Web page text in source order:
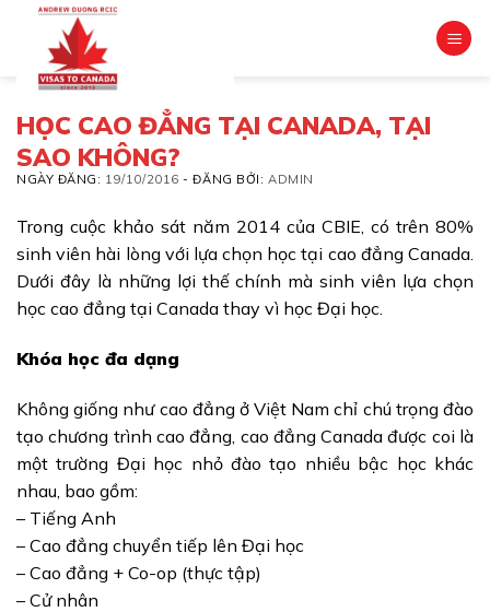
content
HỌC CAO ĐẲNG TẠI CANADA, TẠI
SAO KHÔNG?
NGÀY ĐĂNG: 19/10/2016 -ĐĂNG BỞI:ADMIN
Trong cuộc khảo sát năm 2014 của CBIE, có trên 80%
sinh viên hài lòng với lựa chọn học tại cao đẳng Canada.
Dưới đây là những lợi thế chính mà sinh viên lựa chọn
học cao đẳng tại Canada thay vì học Đại học.
Khóa học đa dạng
Không giống như cao đẳng ở Việt Nam chỉ chú trọng đào
tạo chương trình cao đẳng, cao đẳng Canada được coi là
một trường Đại học nhỏ đào tạo nhiều bậc học khác
nhau, bao gồm:
– Tiếng Anh
– Cao đẳng chuyển tiếp lên Đại học
– Cao đẳng + Co-op (thực tập)
– Cử nhân